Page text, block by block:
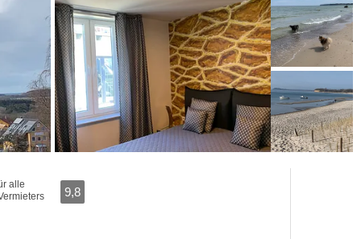
alle
9,8